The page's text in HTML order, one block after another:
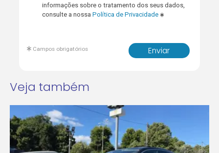
informações sobre o tratamento dos seus dados,
consulte a nossaPolítica de Privacidade
Enviar
Campos obrigatórios
Veja também